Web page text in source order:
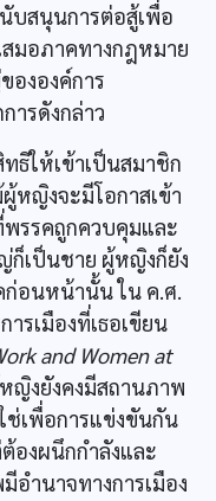
บสนุนการต่อสู้เพื่อ
สมอภาคทางกฎหมาย
งองค์การ
ารดังกล่าว
ธิให้เข้าเป็นสมาชิก
หญิงจะมีโอกาสเข้า
พรรคถูกควบคุมและ
ก็เป็นชาย ผู้หญิงก็ยัง
ก่อนหน้านั้น ใน ค.ศ.
รเมืองที่เธอเขียน
and Women at
ญิงยังคงมีสถานภาพ
ช่เพื่อการแข่งขันกัน
องผนึกกำลังและ
ำนาจทางการเมือง